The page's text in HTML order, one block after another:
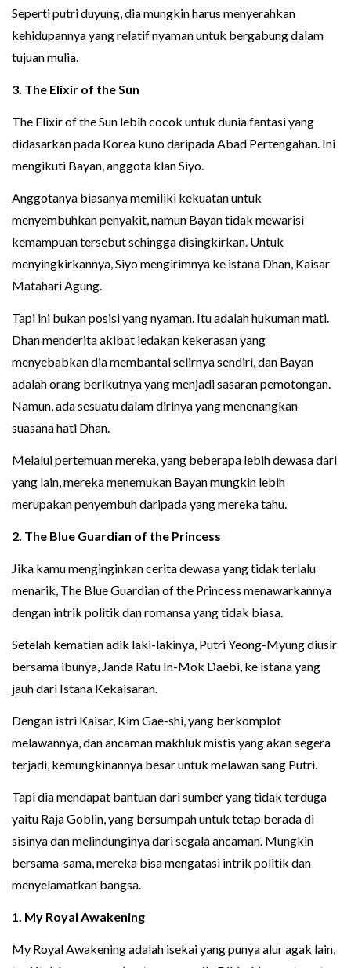
Seperti putri duyung, dia mungkin harus menyerahkan
kehidupannya yang relatif nyaman untuk bergabung dalam
tujuan mulia.
3. The Elixir of the Sun
The Elixir of the Sun lebih cocok untuk dunia fantasi yang
didasarkan pada Korea kuno daripada Abad Pertengahan. Ini
mengikuti Bayan, anggota klan Siyo.
Anggotanya biasanya memiliki kekuatan untuk
menyembuhkan penyakit, namun Bayan tidak mewarisi
kemampuan tersebut sehingga disingkirkan. Untuk
menyingkirkannya, Siyo mengirimnya ke istana Dhan, Kaisar
Matahari Agung.
Tapi ini bukan posisi yang nyaman. Itu adalah hukuman mati.
Dhan menderita akibat ledakan kekerasan yang
menyebabkan dia membantai selirnya sendiri, dan Bayan
adalah orang berikutnya yang menjadi sasaran pemotongan.
Namun, ada sesuatu dalam dirinya yang menenangkan
suasana hati Dhan.
Melalui pertemuan mereka, yang beberapa lebih dewasa dari
yang lain, mereka menemukan Bayan mungkin lebih
merupakan penyembuh daripada yang mereka tahu.
2. The Blue Guardian of the Princess
Jika kamu menginginkan cerita dewasa yang tidak terlalu
menarik, The Blue Guardian of the Princess menawarkannya
dengan intrik politik dan romansa yang tidak biasa.
Setelah kematian adik laki-lakinya, Putri Yeong-Myung diusir
bersama ibunya, Janda Ratu In-Mok Daebi, ke istana yang
jauh dari Istana Kekaisaran.
Dengan istri Kaisar, Kim Gae-shi, yang berkomplot
melawannya, dan ancaman makhluk mistis yang akan segera
terjadi, kemungkinannya besar untuk melawan sang Putri.
Tapi dia mendapat bantuan dari sumber yang tidak terduga
yaitu Raja Goblin, yang bersumpah untuk tetap berada di
sisinya dan melindunginya dari segala ancaman. Mungkin
bersama-sama, mereka bisa mengatasi intrik politik dan
menyelamatkan bangsa.
1. My Royal Awakening
My Royal Awakening adalah isekai yang punya alur agak lain,